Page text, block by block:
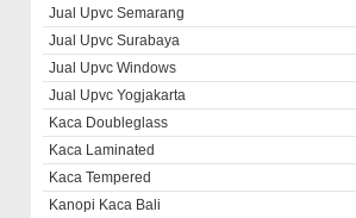
Jual Upvc Semarang
Jual Upvc Surabaya
Jual Upvc Windows
Jual Upvc Yogjakarta
Kaca Doubleglass
Kaca Laminated
Kaca Tempered
Kanopi Kaca Bali